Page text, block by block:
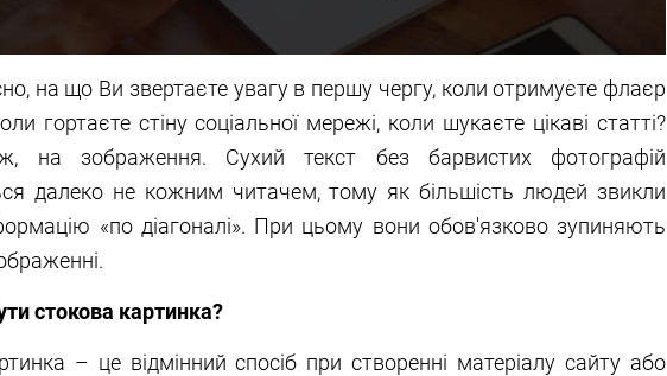
на що Ви звертаєте увагу в першу чергу, коли отримуєте флаєр
гортаєте стіну соціальної мережі, коли шукаєте цікаві статті?
на зображення. Сухий текст без барвистих фотографій
далеко не кожним читачем, тому як більшість людей звикли
«по діагоналі». При цьому вони обов'язково зупиняють
стокова картинка?
– це відмінний спосіб при створенні матеріалу сайту або